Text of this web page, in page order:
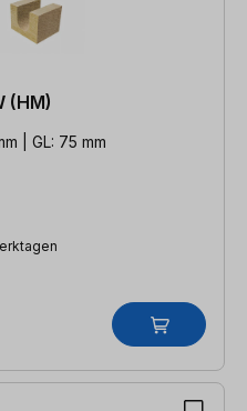
Wasserrinnenfräser HW (HM)
| GL: 75 mm